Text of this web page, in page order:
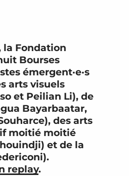
la Fondation
Bourses
émergent·e·s
arts visuels
et Peilian Li), de
Bayarbaatar,
des arts
moitié moitié
et de la
replay.